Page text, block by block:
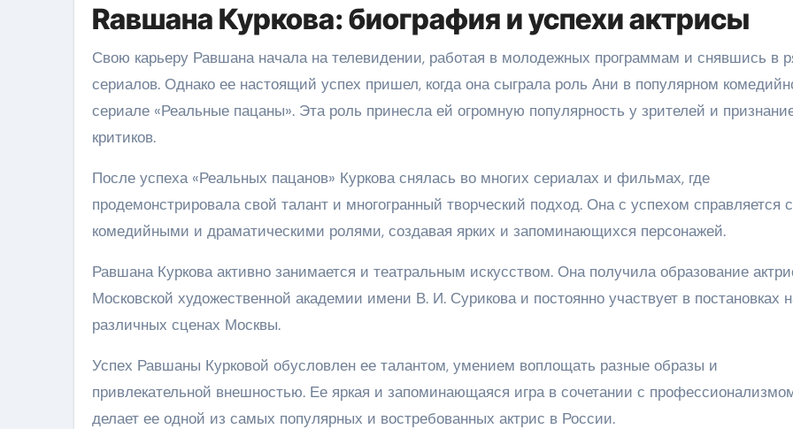
Rавшана Куркова: биография и успехи актрисы
Свою карьеру Равшана начала на телевидении, работая в молодежных программам и снявшись в
сериалов. Однако ее настоящий успех пришел, когда она сыграла роль Ани в популярном
сериале «Реальные пацаны». Эта роль принесла ей огромную популярность у зрителей и
критиков.
После успеха «Реальных пацанов» Куркова снялась во многих сериалах и фильмах, где
продемонстрировала свой талант и многогранный творческий подход. Она с успехом справляется с
комедийными и драматическими ролями, создавая ярких и запоминающихся персонажей.
Равшана Куркова активно занимается и театральным искусством. Она получила образование
Московской художественной академии имени В. И. Сурикова и постоянно участвует в постановках
различных сценах Москвы.
Успех Равшаны Курковой обусловлен ее талантом, умением воплощать разные образы и
привлекательной внешностью. Ее яркая и запоминающаяся игра в сочетании с
делает ее одной из самых популярных и востребованных актрис в России.